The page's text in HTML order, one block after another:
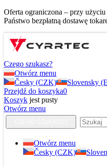
Oferta ograniczona – przy
Państwo bezpłatną dostawę
Czego szukasz?
Otwórz menu
Česky (CZK)
Slovensky
Przejdź do koszyka0
Koszyk jest pusty
Otwórz menu
Otwórz menu
Česky (CZK)